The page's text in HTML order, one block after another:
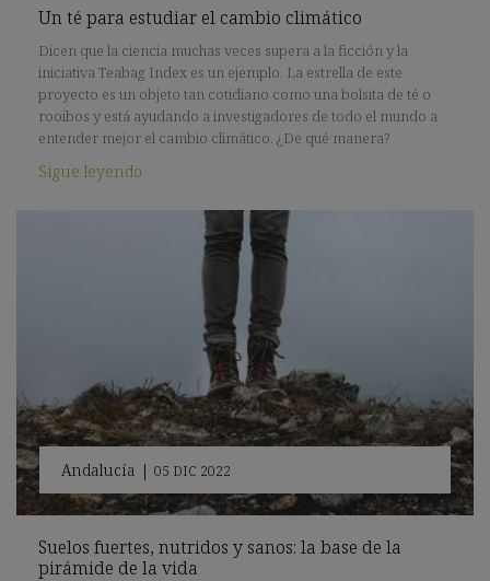
Un té para estudiar el cambio climático
Dicen que la ciencia muchas veces supera a la ficción y la
iniciativa Teabag Index es un ejemplo. La estrella de este
proyecto es un objeto tan cotidiano como una bolsita de té o
rooibos y está ayudando a investigadores de todo el mundo a
entender mejor el cambio climático. ¿De qué manera?
Sigue leyendo
Andalucía | 05 DIC 2022
Suelos fuertes, nutridos y sanos: la base de la
pirámide de la vida